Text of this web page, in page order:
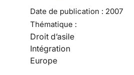
Date de publication : 2007
Thématique :
Droit d’asile
Intégration
Europe